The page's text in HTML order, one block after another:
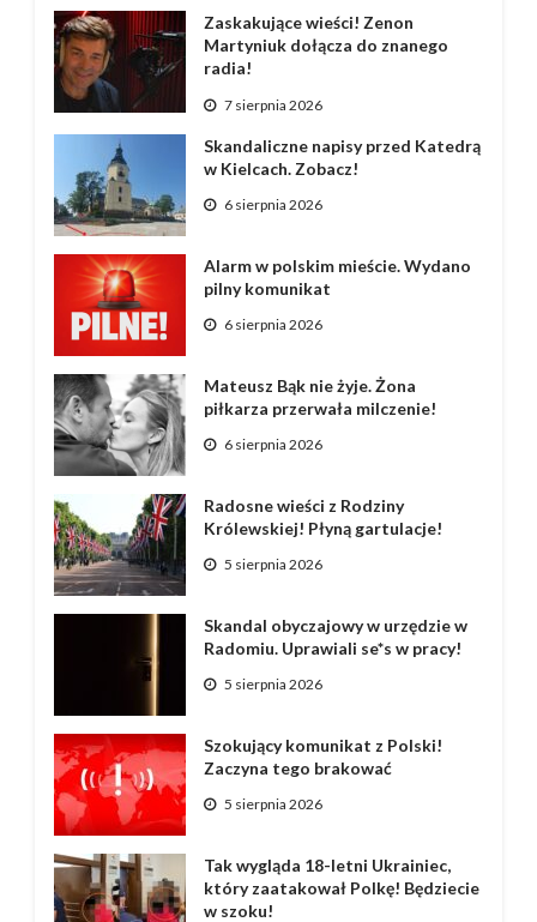
Zaskakujące wieści! Zenon
Martyniuk dołącza do znanego
radia!
7 sierpnia 2026
Skandaliczne napisy przed Katedrą
w Kielcach. Zobacz!
6 sierpnia 2026
Alarm w polskim mieście. Wydano
pilny komunikat
6 sierpnia 2026
Mateusz Bąk nie żyje. Żona
piłkarza przerwała milczenie!
6 sierpnia 2026
Radosne wieści z Rodziny
Królewskiej! Płyną gartulacje!
5 sierpnia 2026
Skandal obyczajowy w urzędzie w
Radomiu. Uprawiali se*s w pracy!
5 sierpnia 2026
Szokujący komunikat z Polski!
Zaczyna tego brakować
5 sierpnia 2026
Tak wygląda 18-letni Ukrainiec,
który zaatakował Polkę! Będziecie
w szoku!